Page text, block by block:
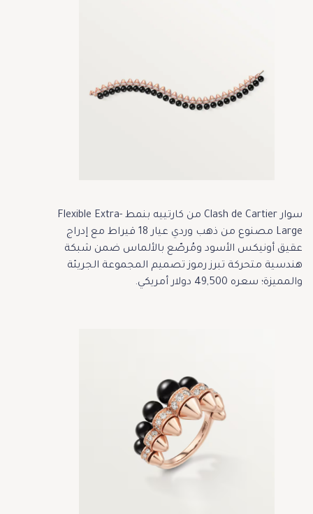
سوار Clash de Cartier من كارتييه بنمط Flexible Extra-
Large مصنوع من ذهب وردي عيار 18 قيراط مع إدراج
عقيق أونيكس الأسود ومُرصّع بالألماس ضمن شبكة
هندسية متحركة تبرز رموز تصميم المجموعة الجريئة
والمميزة؛ سعره 49,500 دولار أمريكي.